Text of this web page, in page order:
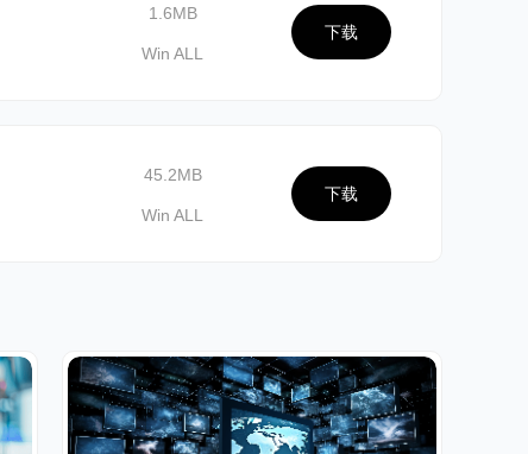
1.6MB
Win ALL
下载
45.2MB
Win ALL
下载